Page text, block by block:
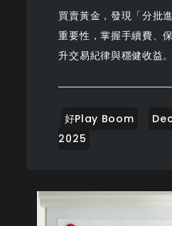
買賣黃金，發現「分批
重要性，掌握手續費、
升交易紀律與穩健收益。